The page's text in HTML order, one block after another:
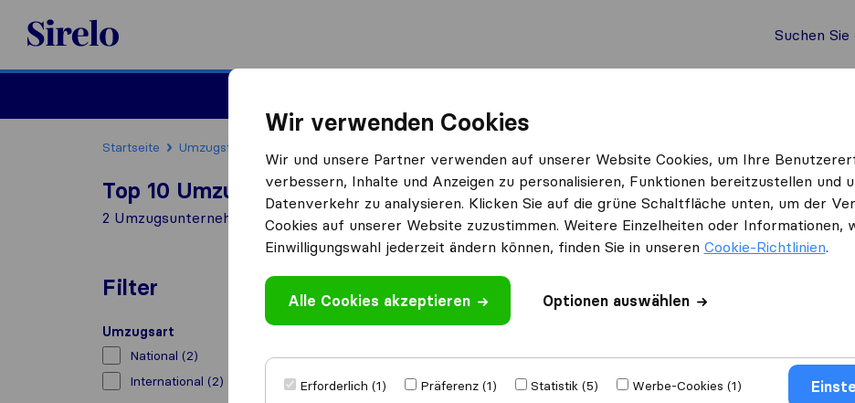
Sirelo.at
Suchen Sie
Startseite Umzugsfirmen
Top 10 Umzugs​unternehmen in Breitenbach am Inn
2 Umzugs​unternehmen gefunden in Breitenbach am Inn
Filter
Umzugsart
National (2)
International (2)
Wir verwenden Cookies
Wir und unsere Partner verwenden auf unserer Website Cookies, um Ihre
verbessern, Inhalte und Anzeigen zu personalisieren, Funktionen bereitzustellen und
Datenverkehr zu analysieren. Klicken Sie auf die grüne Schaltfläche unten, um der
Cookies auf unserer Website zuzustimmen. Weitere Einzelheiten oder Informationen,
Einwilligungswahl jederzeit ändern können, finden Sie in unseren Cookie-Richtlinien.
Alle Cookies akzeptieren Optionen auswählen
Erforderlich (1) Präferenz (1) Statistik (5) Werbe-Cookies (1)